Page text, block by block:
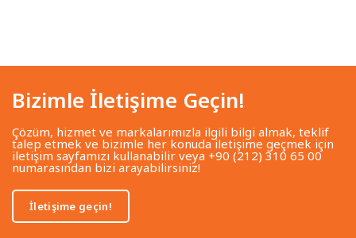
Bizimle İletişime Geçin!
Çözüm, hizmet ve markalarımızla ilgili bilgi almak, teklif
talep etmek ve bizimle her konuda iletişime geçmek için
iletişim sayfamızı kullanabilir veya +90 (212) 310 65 00
numarasından bizi arayabilirsiniz!
İletişime geçin!